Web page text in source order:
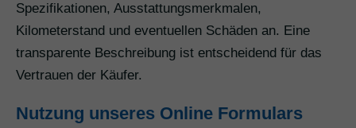
Spezifikationen, Ausstattungsmerkmalen,
Kilometerstand und eventuellen Schäden an. Eine
transparente Beschreibung ist entscheidend für das
Vertrauen der Käufer.
Nutzung unseres Online Formulars